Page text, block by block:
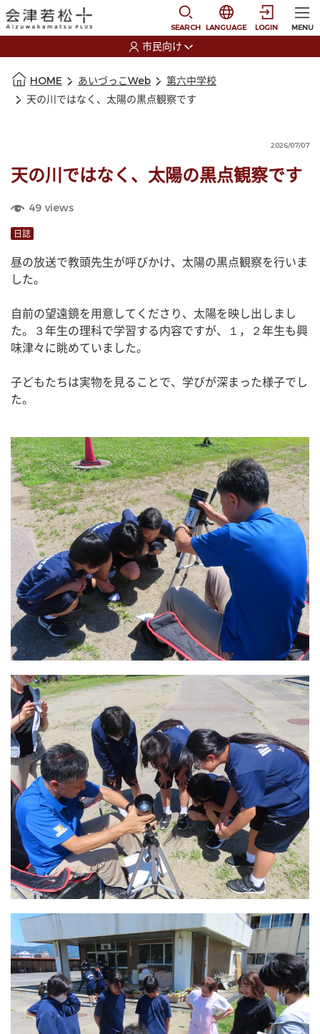
SEARCH
選択すると言語の切
LANGUAGE LOGIN MENU
市民向け
HOME あいづっこWeb
第六中学校
天の川ではなく、太陽の黒点観察です
2026/07/07
天の川ではなく、太陽の黒点観察です
49 views
日誌
昼の放送で教頭先生が呼びかけ、太陽の黒点観察を行いま
した。
自前の望遠鏡を用意してくださり、太陽を映し出しまし
た。３年生の理科で学習する内容ですが、１，２年生も興
味津々に眺めていました。
子どもたちは実物を見ることで、学びが深まった様子でし
た。